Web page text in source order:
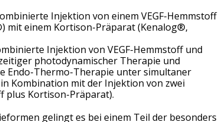
Injektion von einem VEGF-Hemmstoff
mit einem Kortison-Präparat (Kenalog®,
Injektion von VEGF-Hemmstoff und
photodynamischer Therapie und
Endo-Thermo-Therapie unter simultaner
Kombination mit der Injektion von zwei
plus Kortison-Präparat).
gelingt es bei einem Teil der besonders